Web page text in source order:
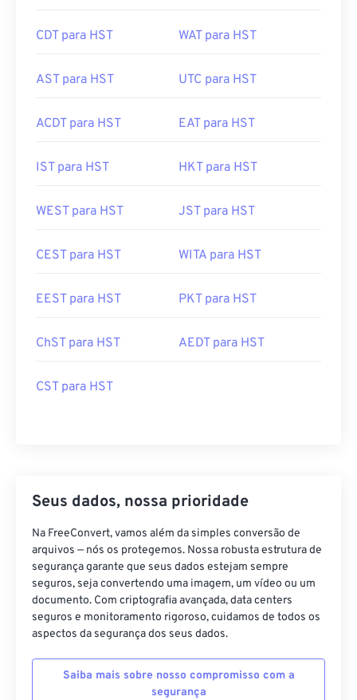
CDT para HST WAT para HST
AST para HST UTC para HST
ACDT para HST EAT para HST
IST para HST HKT para HST
WEST para HST JST para HST
CEST para HST WITA para HST
EEST para HST PKT para HST
ChST para HST AEDT para HST
CST para HST
Seus dados, nossa prioridade
Na FreeConvert, vamos além da simples conversão de
arquivos — nós os protegemos. Nossa robusta estrutura de
segurança garante que seus dados estejam sempre
seguros, seja convertendo uma imagem, um vídeo ou um
documento. Com criptografia avançada, data centers
seguros e monitoramento rigoroso, cuidamos de todos os
aspectos da segurança dos seus dados.
Saiba mais sobre nosso compromisso com a
segurança